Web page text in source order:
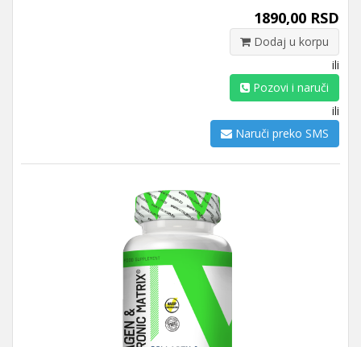
1890,00 RSD
Dodaj u korpu
ili
Pozovi i naruči
ili
Naruči preko SMS